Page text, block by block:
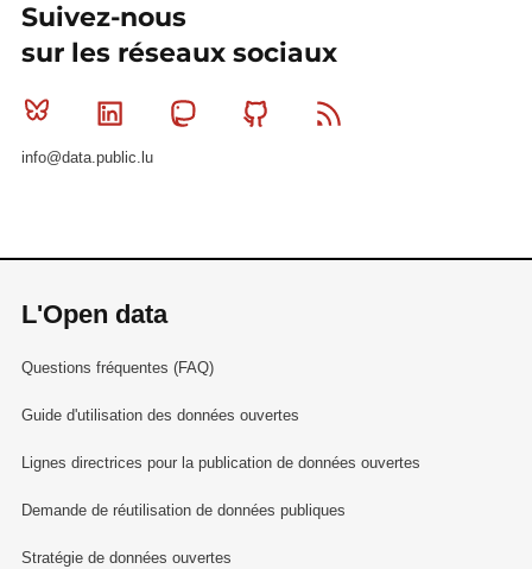
Suivez-nous
sur les réseaux sociaux
Bluesky Linkedin MastodonGithub
info@data.public.lu
L'Open data
Questions fréquentes (FAQ)
Guide d'utilisation des données ouvertes
Lignes directrices pour la publication de données ouvertes
Demande de réutilisation de données publiques
Stratégie de données ouvertes